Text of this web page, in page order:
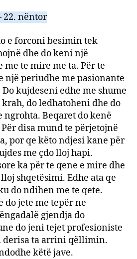
22. nëntor
e forconi besimin tek
dhe do keni një
te mire me ta. Për te
një periudhe me pasionante
kujdeseni edhe me shume
do ledhatoheni dhe do
Beqaret do kenë
disa mund te përjetojnë
por qe këto ndjesi kane për
me çdo lloj hapi.
ka për te qene e mire dhe
shqetësimi. Edhe ata qe
do ndihen me te qete.
do jete me tepër ne
gjendja do
do jeni tejet profesioniste
derisa ta arrini qëllimin.
këtë jave.